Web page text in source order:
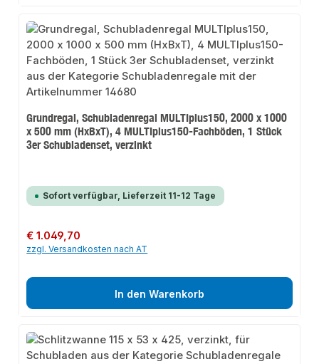
Grundregal, Schubladenregal MULTIplus150, 2000 x 1000
x 500 mm (HxBxT), 4 MULTIplus150-Fachböden, 1 Stück
3er Schubladenset, verzinkt
Sofort verfügbar, Lieferzeit 11-12 Tage
Regulärer Preis:
€ 1.049,70
zzgl. Versandkosten nach AT
In den Warenkorb